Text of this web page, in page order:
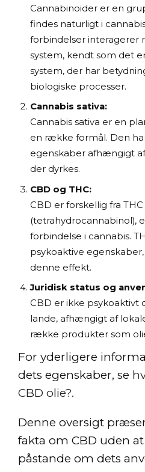
Cannabinoider er en
findes naturligt i
forbindelser interagerer
system, kendt som det
system, der har
biologiske processer.
Cannabis sativa:
Cannabis sativa er en
en række formål. Den
egenskaber afhængigt
der dyrkes.
CBD og THC:
CBD er forskellig fra THC
(tetrahydrocannabinol),
forbindelse i cannabis.
psykoaktive
denne effekt.
Juridisk status og
CBD er ikke psykoaktivt
lande, afhængigt af
række produkter som
For yderligere
dets egenskaber, se
CBD olie?.
Denne oversigt
fakta om CBD uden
påstande om dets